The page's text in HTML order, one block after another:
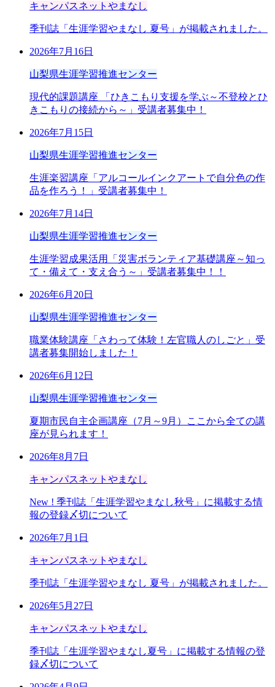
キャンパスネットやまなし
季刊誌「生涯学習やまなし 夏号」が掲載されました。
2026年7月16日
山梨県生涯学習推進センター
現代的課題講座 「ひきこもり支援を学ぶ～不登校とひ
きこもりの接続から～」受講者募集中！
2026年7月15日
山梨県生涯学習推進センター
生涯楽習講座「アルコールインクアートで自分色の作
品を作ろう！」受講者募集中！
2026年7月14日
山梨県生涯学習推進センター
生涯学習成果活用「災害ボランティア基礎講座～知っ
て・備えて・支え合う～」受講者募集中！！
2026年6月20日
山梨県生涯学習推進センター
職業体験講座「さわって体験！左官職人のしごと」受
講者募集開始しました！
2026年6月12日
山梨県生涯学習推進センター
夏期市民自主企画講座（7月～9月）ここから全ての講
座が見られます！
2026年8月7日
キャンパスネットやまなし
New ! 季刊誌「生涯学習やまなし秋号」に掲載する情
報の登録〆切について
2026年7月1日
キャンパスネットやまなし
季刊誌「生涯学習やまなし 夏号」が掲載されました。
2026年5月27日
キャンパスネットやまなし
季刊誌「生涯学習やまなし夏号」に掲載する情報の登
録〆切について